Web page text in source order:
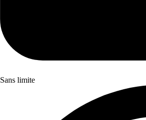
Sans limite